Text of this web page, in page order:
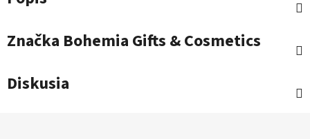
Značka Bohemia Gifts & Cosmetics
Diskusia